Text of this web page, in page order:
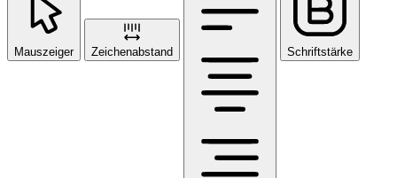
Mauszeiger Zeichenabstand Schriftstärke